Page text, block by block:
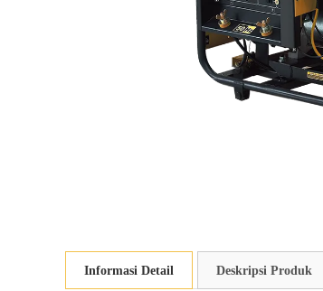
Informasi Detail Deskripsi Produk